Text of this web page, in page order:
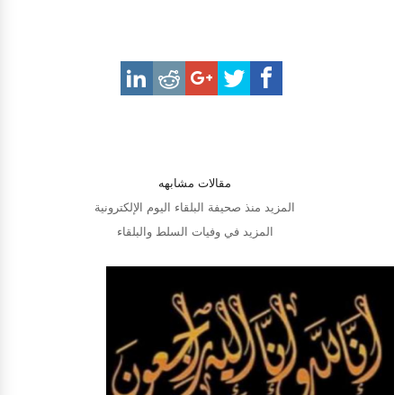
مقالات مشابهه
المزيد منذ صحيفة البلقاء اليوم الإلكترونية
المزيد في وفيات السلط والبلقاء